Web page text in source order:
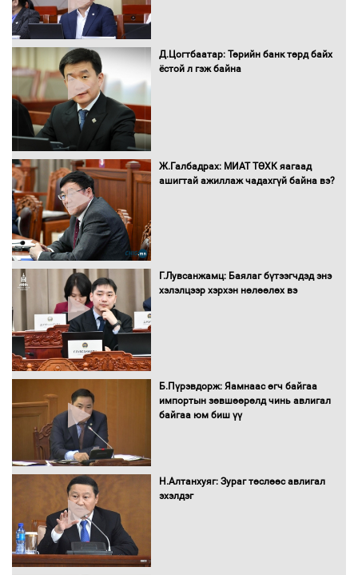
Монгол Улс “COP17”-д “Тал хээрийн
16 төрлийн эмийг нэг эх үүсвэрээс
худалдан авах журмыг баталлаа
шилжиж, найр наадам, зөвлөгөөн,
гадаад томилолтыг хориглолоо
Д.Цогтбаатар: Төрийн банк төрд байх
ёстой л гэж байна
Ж.Галбадрах: МИАТ ТӨХК яагаад
ашигтай ажиллаж чадахгүй байна вэ?
Г.Лувсанжамц: Баялаг бүтээгчдэд энэ
хэлэлцээр хэрхэн нөлөөлөх вэ
Б.Пүрэвдорж: Яамнаас өгч байгаа
импортын зөвшөөрөлд чинь авлигал
байгаа юм биш үү
Н.Алтанхуяг: Зураг төслөөс авлигал
эхэлдэг